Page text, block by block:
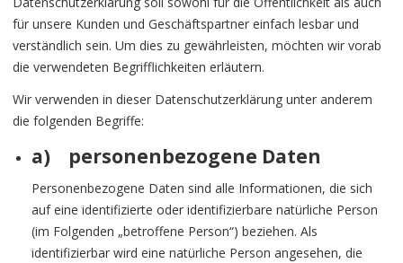
für unsere Kunden und Geschäftspartner einfach lesbar und
verständlich sein. Um dies zu gewährleisten, möchten wir vorab
die verwendeten Begrifflichkeiten erläutern.
Wir verwenden in dieser Datenschutzerklärung unter anderem
die folgenden Begriffe:
a) personenbezogene Daten
Personenbezogene Daten sind alle Informationen, die sich
auf eine identifizierte oder identifizierbare natürliche Person
(im Folgenden „betroffene Person“) beziehen. Als
identifizierbar wird eine natürliche Person angesehen, die